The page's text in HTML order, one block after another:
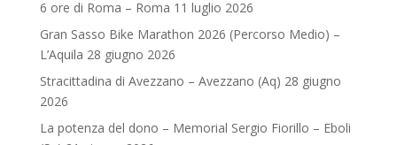
6 ore di Roma – Roma 11 luglio 2026
Gran Sasso Bike Marathon 2026 (Percorso Medio) –
L’Aquila 28 giugno 2026
Stracittadina di Avezzano – Avezzano (Aq) 28 giugno
2026
La potenza del dono – Memorial Sergio Fiorillo – Eboli